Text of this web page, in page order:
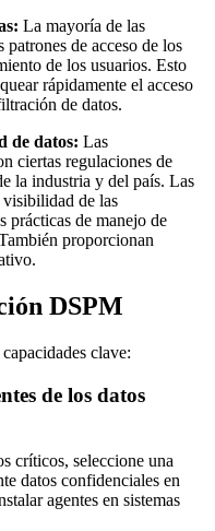
La mayoría de las
de acceso de los
de los usuarios. Esto
rápidamente el acceso
de datos.
de datos: Las
ciertas regulaciones de
la industria y del país. Las
de las
prácticas de manejo de
proporcionan
DSPM
clave:
de los datos
críticos, seleccione una
datos confidenciales en
agentes en sistemas